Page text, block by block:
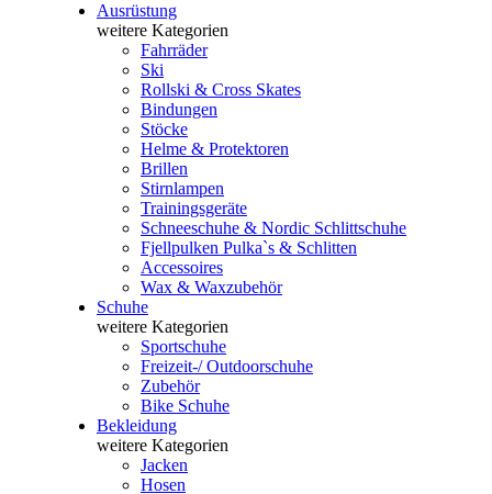
Ausrüstung
weitere Kategorien
Fahrräder
Ski
Rollski & Cross Skates
Bindungen
Stöcke
Helme & Protektoren
Brillen
Stirnlampen
Trainingsgeräte
Schneeschuhe & Nordic Schlittschuhe
Fjellpulken Pulka`s & Schlitten
Accessoires
Wax & Waxzubehör
Schuhe
weitere Kategorien
Sportschuhe
Freizeit-/ Outdoorschuhe
Zubehör
Bike Schuhe
Bekleidung
weitere Kategorien
Jacken
Hosen